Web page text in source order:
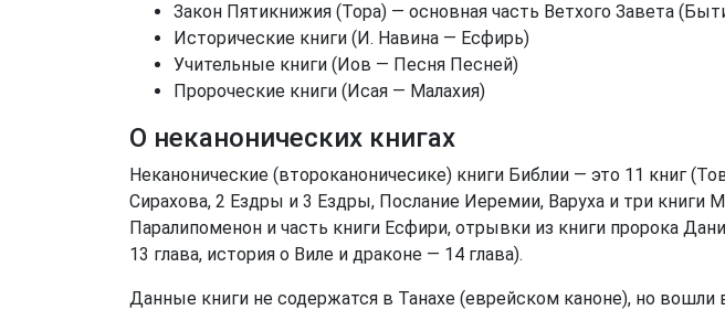
Закон Пятикнижия (Тора) — основная часть Ветхого Завета
Исторические книги (И. Навина — Есфирь)
Учительные книги (Иов — Песня Песней)
Пророческие книги (Исая — Малахия)
О неканонических книгах
Неканонические (второканоничесике) книги Библии — это 11 книг
Сирахова, 2 Ездры и 3 Ездры, Послание Иеремии, Варуха и три
Паралипоменон и часть книги Есфири, отрывки из книги пророка
13 глава, история о Виле и драконе — 14 глава).
Данные книги не содержатся в Танахе (еврейском каноне), но вошли